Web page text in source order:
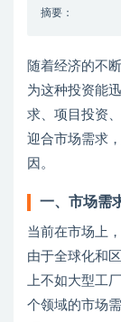
摘要：
随着经济的不
为这种投资能
求、项目投资
迎合市场需求
因。
一、市场需
当前在市场上
由于全球化和
上不如大型工
个领域的市场